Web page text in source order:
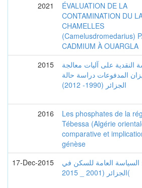
2021
ÉVALUATION DE LA
CONTAMINATION DU
CHAMELLES
(Camelusdromedarius)
CADMIUM À OUARGLA
2015
النقدية على آليات معالجة
المدفوعات دراسة حالة
الجزائر (1990- 2012)
2016
Les phosphates de la
Tébessa (Algérie
comparative et
génèse
17-Dec-2015
السياسة العامة للسكن في
الجزائر (2001 _ 2015(